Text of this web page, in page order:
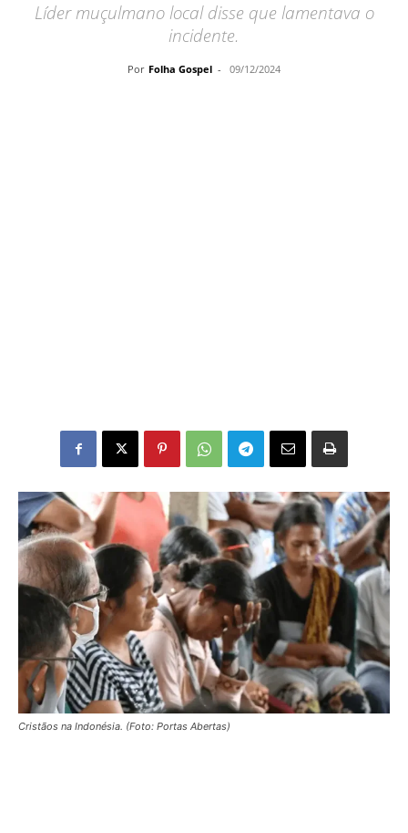
Líder muçulmano local disse que lamentava o
incidente.
Por Folha Gospel - 09/12/2024
Cristãos na Indonésia. (Foto: Portas Abertas)